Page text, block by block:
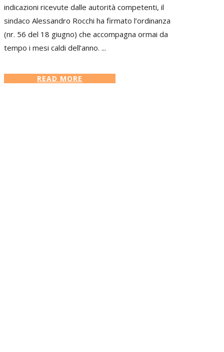
indicazioni ricevute dalle autorità competenti, il
sindaco Alessandro Rocchi ha firmato l’ordinanza
(nr. 56 del 18 giugno) che accompagna ormai da
tempo i mesi caldi dell’anno. ...
READ MORE